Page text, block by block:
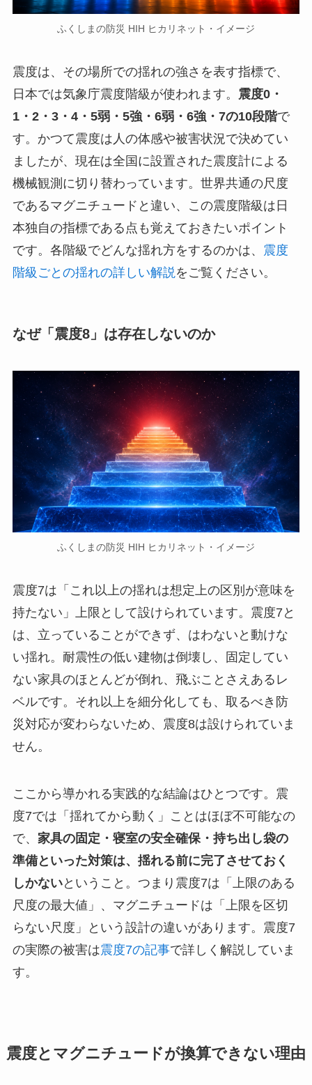
ふくしまの防災 HIH ヒカリネット・イメージ
震度は、その場所での揺れの強さを表す指標で、
日本では気象庁震度階級が使われます。 震度0・
1・2・3・4・5弱・5強・6弱・6強・7の10段階で
す。かつて震度は人の体感や被害状況で決めてい
ましたが、現在は全国に設置された震度計による
機械観測に切り替わっています。世界共通の尺度
であるマグニチュードと違い、この震度階級は日
本独自の指標である点も覚えておきたいポイント
です。各階級でどんな揺れ方をするのかは、 震度
階級ごとの揺れの詳しい解説 をご覧ください。
なぜ「震度8」は存在しないのか
ふくしまの防災 HIH ヒカリネット・イメージ
震度7は「これ以上の揺れは想定上の区別が意味を
持たない」上限として設けられています。震度7と
は、立っていることができず、はわないと動けな
い揺れ。耐震性の低い建物は倒壊し、固定してい
ない家具のほとんどが倒れ、飛ぶことさえあるレ
ベルです。それ以上を細分化しても、取るべき防
災対応が変わらないため、震度8は設けられていま
せん。
ここから導かれる実践的な結論はひとつです。震
度7では「揺れてから動く」ことはほぼ不可能なの
で、 家具の固定・寝室の安全確保・持ち出し袋の
準備といった対策は、揺れる前に完了させておく
しかないということ。つまり震度7は「上限のある
尺度の最大値」、マグニチュードは「上限を区切
らない尺度」という設計の違いがあります。震度7
の実際の被害は震度7の記事で詳しく解説していま
す。
震度とマグニチュードが換算できない理由